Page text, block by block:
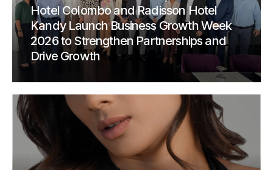
Hotel Colombo and Radisson Hotel
Kandy Launch Business Growth Week
2026 to Strengthen Partnerships and
Drive Growth